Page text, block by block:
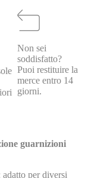
Non sei
soddisfatto?
Puoi restituire la
merce entro 14
giorni.
guarnizioni
per diversi